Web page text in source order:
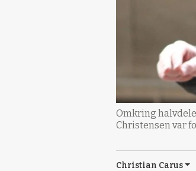
Omkring
Christensen var
Christian Carus